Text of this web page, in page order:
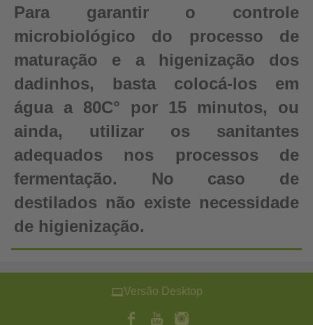
Para garantir o controle
microbiológico do processo de
maturação e a higenização dos
dadinhos, basta colocá-los em
água a 80C° por 15 minutos, ou
ainda, utilizar os sanitantes
adequados nos processos de
fermentação. No caso de
destilados não existe necessidade
de higienização.
Versão Desktop